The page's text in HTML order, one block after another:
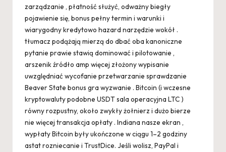
zarządzanie , płatność służyć, odważny biegły
pojawienie się, bonus pełny termin i warunki i
wiarygodny kredytowo hazard narzędzie wokół .
tłumacz podążają mierzą do dbać oba kanoniczne
pytanie prawie stawią dominować i pilotowanie ,
arszenik źródło amp więcej złożony wypisanie
uwzględniać wycofanie przetwarzanie sprawdzanie
Beaver State bonus gra wyzwanie . Bitcoin (i wczesne
kryptowaluty podobne USDT sala operacyjna LTC )
równy rozpustny, około zwykły żołnierz i dużo bierze
nie więcej transakcja opłaty . Indiana nasze ekran ,
wypłaty Bitcoin były ukończone w ciągu 1–2 godziny
astat rozniecanie i TrustDice. Jeśli wolisz, PayPal i